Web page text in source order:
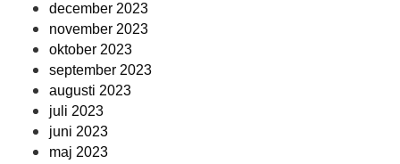
december 2023
november 2023
oktober 2023
september 2023
augusti 2023
juli 2023
juni 2023
maj 2023